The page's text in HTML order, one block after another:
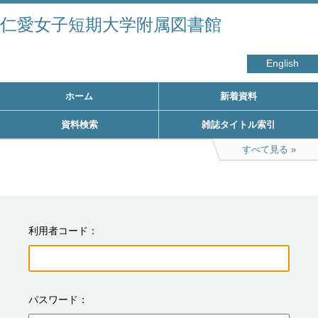
仁愛女子短期大学附属図書館
English
ホーム 新着資料
資料検索 雑誌タイトル索引
すべて見る
利用者コード
パスワード